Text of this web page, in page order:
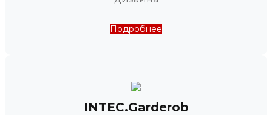
Подробнее
INTEC.Garderob